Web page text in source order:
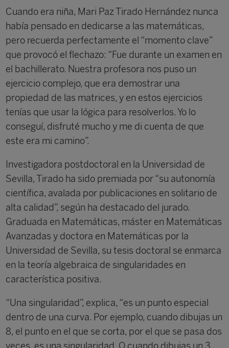
Cuando era niña, Mari Paz Tirado Hernández nunca
había pensado en dedicarse a las matemáticas,
pero recuerda perfectamente el “momento clave”
que provocó el flechazo: “Fue durante un examen en
el bachillerato. Nuestra profesora nos puso un
ejercicio complejo, que era demostrar una
propiedad de las matrices, y en estos ejercicios
tenías que usar la lógica para resolverlos. Yo lo
conseguí, disfruté mucho y me di cuenta de que
este era mi camino”.
Investigadora postdoctoral en la Universidad de
Sevilla, Tirado ha sido premiada por “su autonomía
científica, avalada por publicaciones en solitario de
alta calidad”, según ha destacado del jurado.
Graduada en Matemáticas, máster en Matemáticas
Avanzadas y doctora en Matemáticas por la
Universidad de Sevilla, su tesis doctoral se enmarca
en la teoría algebraica de singularidades en
característica positiva.
“Una singularidad”, explica, “es un punto especial
dentro de una curva. Por ejemplo, cuando dibujas un
8, el punto en el que se corta, por el que se pasa dos